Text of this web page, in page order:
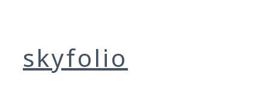
skyfolio